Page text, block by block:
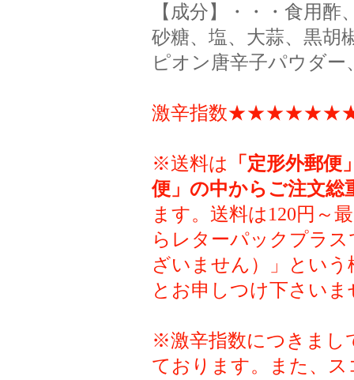
【成分】・・・食用
砂糖、塩、大蒜、黒胡
ピオン唐辛子パウダ
激辛指数
※送料は
「定形外郵
便」の中からご注文総
ます。送料は120円～
らレターパックプラ
ざいません）」とい
とお申しつけ下さいま
※激辛指数につきまし
ております。また、